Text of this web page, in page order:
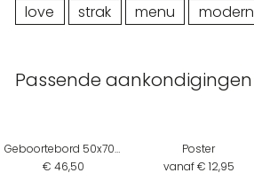
love strak menu modern
Passende aankondigingen
Geboortebord 50x70 cm
€ 46,50
Poster
vanaf € 12,95